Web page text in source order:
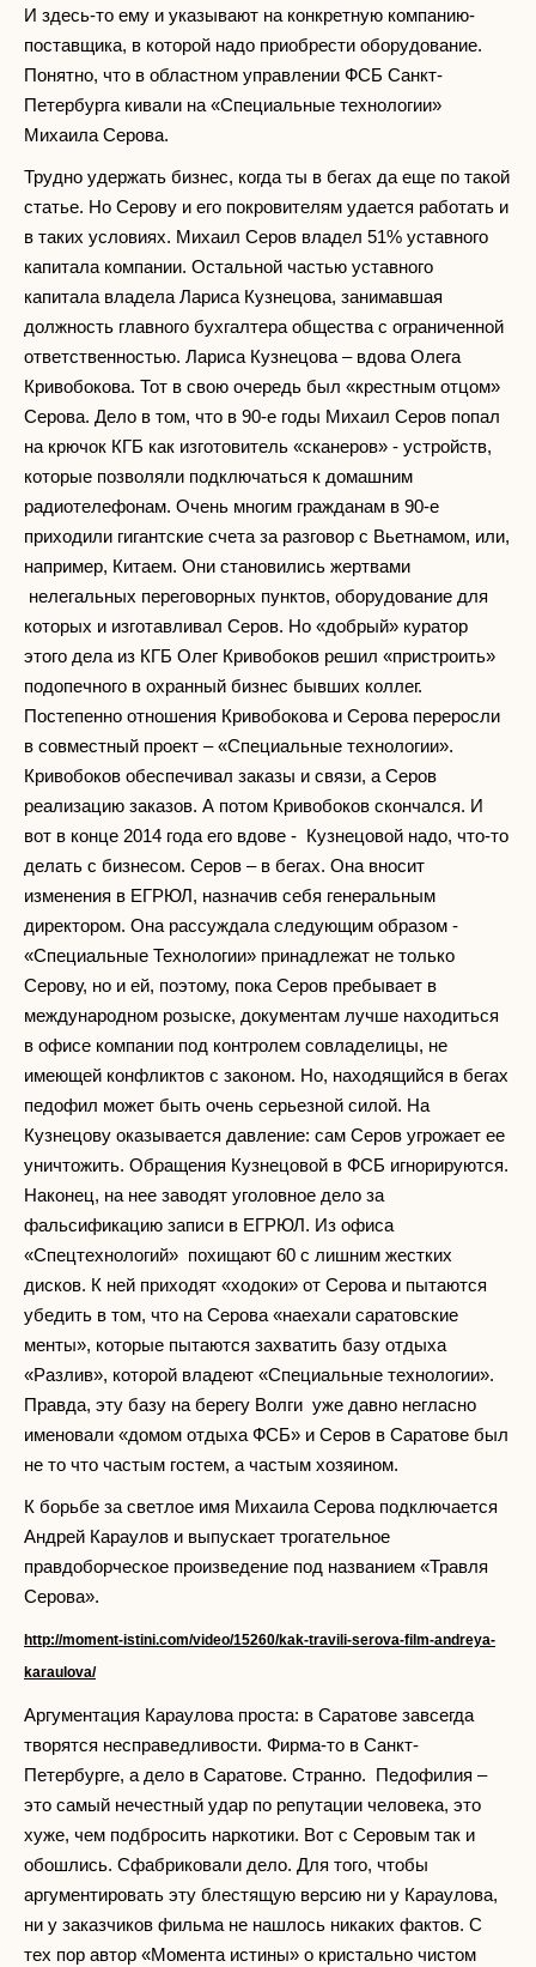
И здесь-то ему и указывают на конкретную компанию-
поставщика, в которой надо приобрести оборудование.
Понятно, что в областном управлении ФСБ Санкт-
Петербурга кивали на «Специальные технологии»
Михаила Серова.
Трудно удержать бизнес, когда ты в бегах да еще по такой
статье. Но Серову и его покровителям удается работать и
в таких условиях. Михаил Серов владел 51% уставного
капитала компании. Остальной частью уставного
капитала владела Лариса Кузнецова, занимавшая
должность главного бухгалтера общества с ограниченной
ответственностью. Лариса Кузнецова – вдова Олега
Кривобокова. Тот в свою очередь был «крестным отцом»
Серова. Дело в том, что в 90-е годы Михаил Серов попал
на крючок КГБ как изготовитель «сканеров» - устройств,
которые позволяли подключаться к домашним
радиотелефонам. Очень многим гражданам в 90-е
приходили гигантские счета за разговор с Вьетнамом, или,
например, Китаем. Они становились жертвами
нелегальных переговорных пунктов, оборудование для
которых и изготавливал Серов. Но «добрый» куратор
этого дела из КГБ Олег Кривобоков решил «пристроить»
подопечного в охранный бизнес бывших коллег.
Постепенно отношения Кривобокова и Серова переросли
в совместный проект – «Специальные технологии».
Кривобоков обеспечивал заказы и связи, а Серов
реализацию заказов. А потом Кривобоков скончался. И
вот в конце 2014 года его вдове - Кузнецовой надо, что-то
делать с бизнесом. Серов – в бегах. Она вносит
изменения в ЕГРЮЛ, назначив себя генеральным
директором. Она рассуждала следующим образом -
«Специальные Технологии» принадлежат не только
Серову, но и ей, поэтому, пока Серов пребывает в
международном розыске, документам лучше находиться
в офисе компании под контролем совладелицы, не
имеющей конфликтов с законом. Но, находящийся в бегах
педофил может быть очень серьезной силой. На
Кузнецову оказывается давление: сам Серов угрожает ее
уничтожить. Обращения Кузнецовой в ФСБ игнорируются.
Наконец, на нее заводят уголовное дело за
фальсификацию записи в ЕГРЮЛ. Из офиса
«Спецтехнологий» похищают 60 с лишним жестких
дисков. К ней приходят «ходоки» от Серова и пытаются
убедить в том, что на Серова «наехали саратовские
менты», которые пытаются захватить базу отдыха
«Разлив», которой владеют «Специальные технологии».
Правда, эту базу на берегу Волги уже давно негласно
именовали «домом отдыха ФСБ» и Серов в Саратове был
не то что частым гостем, а частым хозяином.
К борьбе за светлое имя Михаила Серова подключается
Андрей Караулов и выпускает трогательное
правдоборческое произведение под названием «Травля
Серова».
http://moment-istini.com/video/15260/kak-travili-serova-film-andreya-
karaulova/
Аргументация Караулова проста: в Саратове завсегда
творятся несправедливости. Фирма-то в Санкт-
Петербурге, а дело в Саратове. Странно. Педофилия –
это самый нечестный удар по репутации человека, это
хуже, чем подбросить наркотики. Вот с Серовым так и
обошлись. Сфабриковали дело. Для того, чтобы
аргументировать эту блестящую версию ни у Караулова,
ни у заказчиков фильма не нашлось никаких фактов. С
тех пор автор «Момента истины» о кристально чистом